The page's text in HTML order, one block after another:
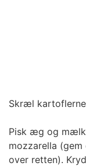
Skræl
Pisk æg og mælk
mozzarella
over retten).